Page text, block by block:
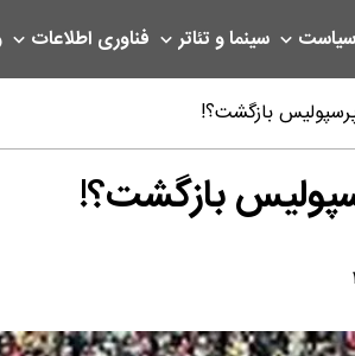
سیاست سینما و تئاتر فناوری اطلاعات
بازگشت؟!
بازگشت؟!